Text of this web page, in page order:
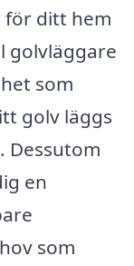
för ditt hem
golvläggare
som
golv läggs
Dessutom
en
som